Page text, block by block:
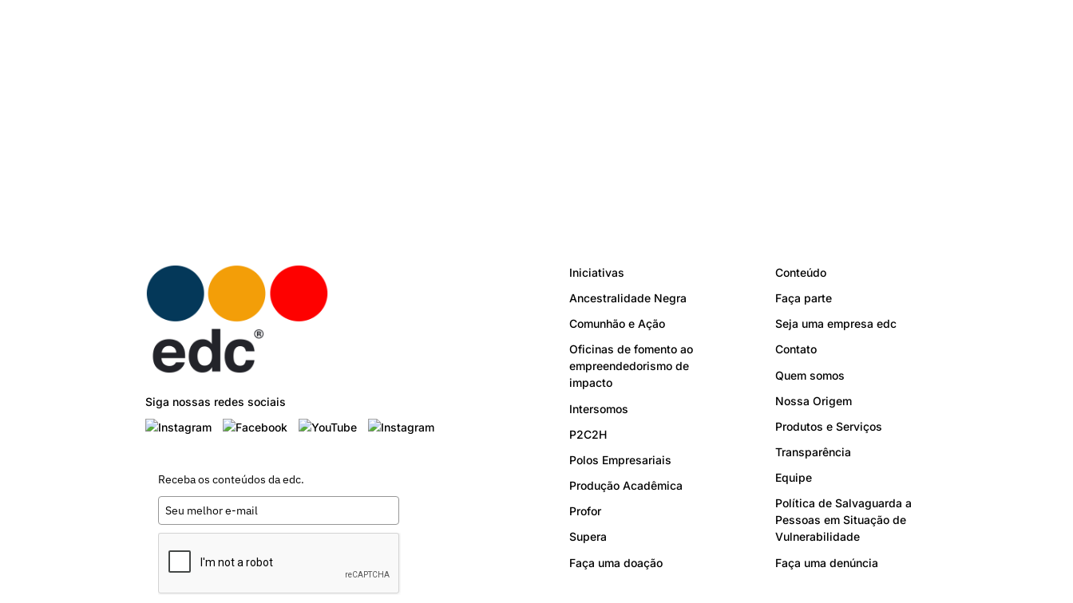
Siga nossas redes sociais
Receba os conteúdos da edc.
Iniciativas
Ancestralidade Negra
Comunhão e Ação
Oficinas de fomento ao
empreendedorismo de
impacto
Intersomos
P2C2H
Polos Empresariais
Produção Acadêmica
Profor
Supera
Faça uma doação
Conteúdo
Faça parte
Seja uma empresa edc
Contato
Quem somos
Nossa Origem
Produtos e Serviços
Transparência
Equipe
Política de Salvaguarda a
Pessoas em Situação de
Vulnerabilidade
Faça uma denúncia